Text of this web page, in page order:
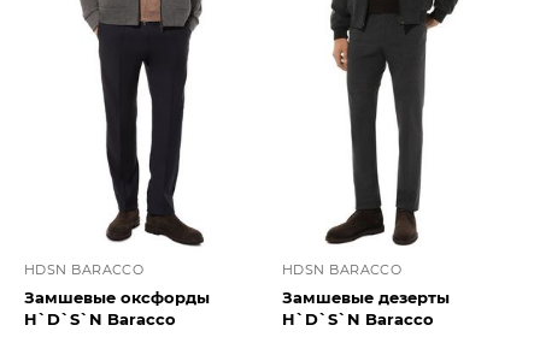
HDSN BARACCO
Замшевые оксфорды
H`D`S`N Baracco
HDSN BARACCO
Замшевые дезерты
H`D`S`N Baracco